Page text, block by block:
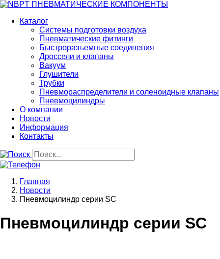
Перейти
основному
содержанию
Каталог
Системы подготовки воздуха
Пневматические фитинги
Быстроразъемные соединения
Дроссели и клапаны
Вакуум
Глушители
Трубки
Пневмораспределители и соленоидные клапаны
Пневмоцилиндры
О компании
Новости
Информация
Контакты
Строка
навигации
Главная
Новости
Пневмоцилиндр серии SC
Пневмоцилиндр серии SC